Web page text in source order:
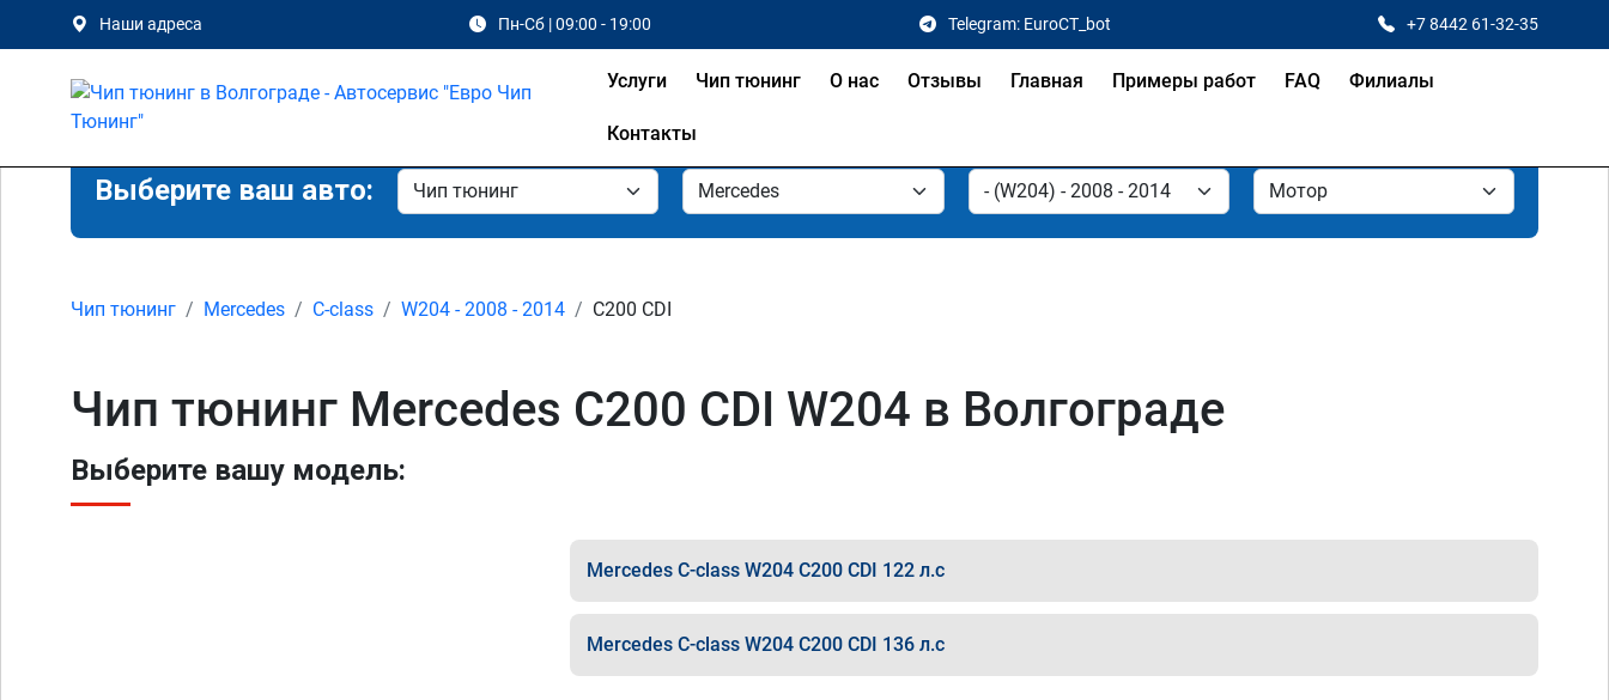
Наши адреса Пн-Сб | 09:00 - 19:00 Telegram: EuroCT_bot +7 8442 61-32-35
Услуги Чип тюнинг О нас Отзывы Главная Примеры работ FAQ Филиалы
Контакты
Выберите ваш авто:
Чип тюнинг Mercedes C-class W204 - 2008 - 2014 C200 CDI
Чип тюнинг Mercedes C200 CDI W204 в Волгограде
Выберите вашу модель:
Mercedes C-class W204 C200 CDI 122 л.с
Mercedes C-class W204 C200 CDI 136 л.с